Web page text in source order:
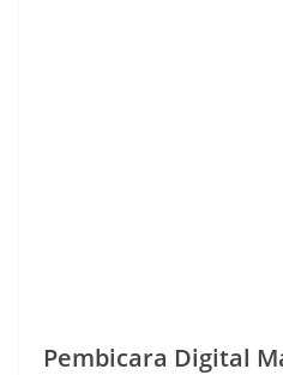
Pembicara Digital